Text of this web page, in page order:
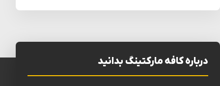
درباره کافه مارکتینگ بدانید